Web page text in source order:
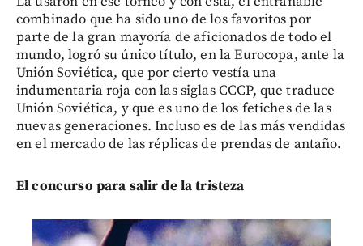
combinado que ha sido uno de los favoritos por
parte de la gran mayoría de aficionados de todo el
mundo, logró su único título, en la Eurocopa, ante la
Unión Soviética, que por cierto vestía una
indumentaria roja con las siglas CCCP, que traduce
Unión Soviética, y que es uno de los fetiches de las
nuevas generaciones. Incluso es de las más vendidas
en el mercado de las réplicas de prendas de antaño.
El concurso para salir de la tristeza